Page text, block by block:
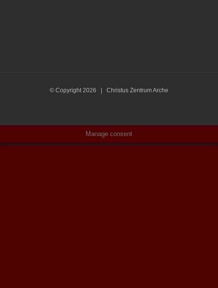
© Copyright2026 | Christus Zentrum Arche
Manage consent